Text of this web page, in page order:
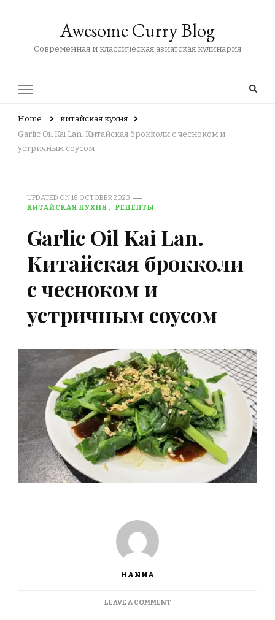
Awesome Curry Blog
Современная и классическая азиатская кулинария
Home
китайская кухня
Garlic Oil Kai Lan. Китайская брокколи с чесноком и
устричным соусом
UPDATED ON18 OCTOBER 2023
КИТАЙСКАЯ КУХНЯ
РЕЦЕПТЫ
Garlic Oil Kai Lan.
Китайская брокколи
с чесноком и
устричным соусом
HANNA
LEAVE A COMMENTON